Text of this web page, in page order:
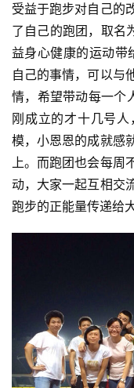
受益于跑步对自己的
了自己的跑团，取名
益身心健康的运动带
自己的事情，可以与
情，希望带动每一个
刚成立的才十几号
模，小恩恩的成就感
上。而跑团也会每周
动，大家一起互相交
跑步的正能量传递给